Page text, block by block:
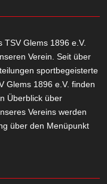
Glems 1896 e.V.
Verein. Seit über
sportbegeisterte
Glems 1896 e.V. finden
Überblick über
Vereins werden
über den Menüpunkt